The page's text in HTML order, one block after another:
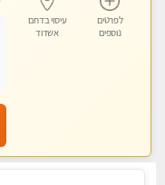
לפרטים
נוספים
עיסוי בדרום
אשדוד